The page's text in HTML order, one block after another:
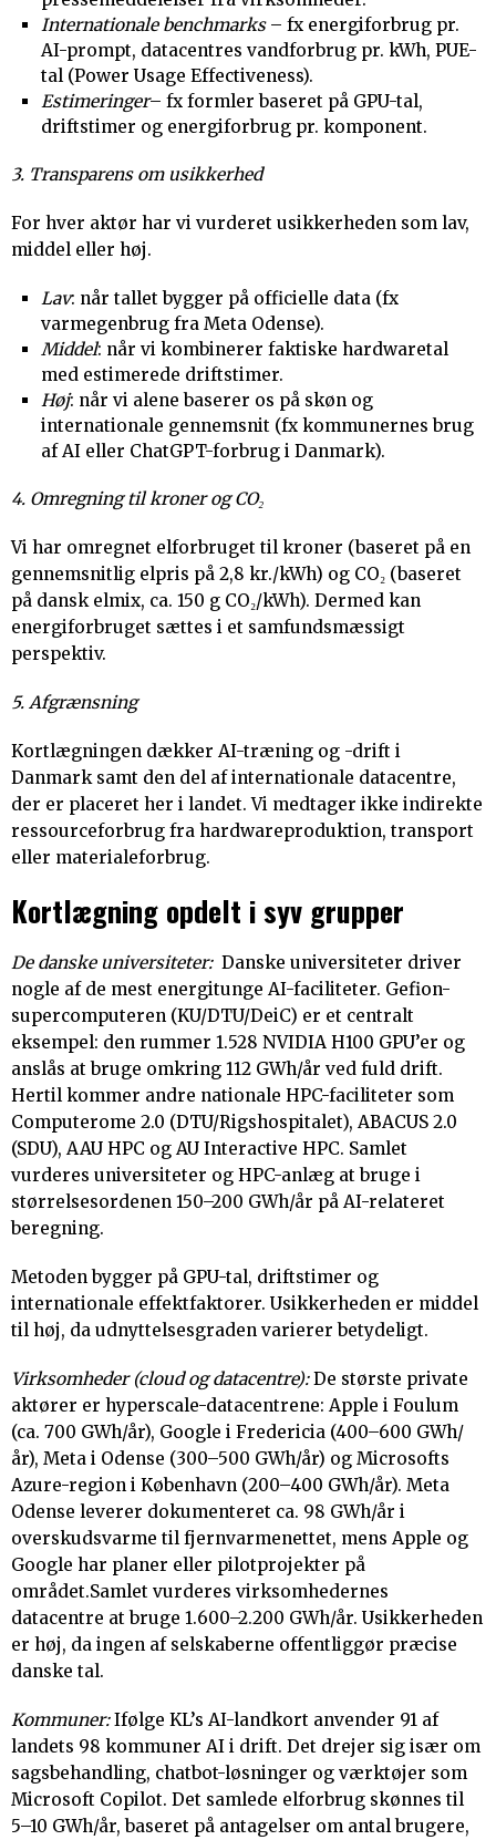
Internationale benchmarks– fx energiforbrug pr.
AI-prompt, datacentres vandforbrug pr. kWh, PUE-
tal (Power Usage Effectiveness).
Estimeringer– fx formler baseret på GPU-tal,
driftstimer og energiforbrug pr. komponent.
3. Transparens om usikkerhed
For hver aktør har vi vurderet usikkerheden som lav,
middel eller høj.
Lav: når tallet bygger på officielle data (fx
varmegenbrug fra Meta Odense).
Middel: når vi kombinerer faktiske hardwaretal
med estimerede driftstimer.
Høj: når vi alene baserer os på skøn og
internationale gennemsnit (fx kommunernes brug
af AI eller ChatGPT-forbrug i Danmark).
4. Omregning til kroner og CO₂
Vi har omregnet elforbruget til kroner (baseret på en
gennemsnitlig elpris på 2,8 kr./kWh) og CO₂ (baseret
på dansk elmix, ca. 150 g CO₂/kWh). Dermed kan
energiforbruget sættes i et samfundsmæssigt
perspektiv.
5. Afgrænsning
Kortlægningen dækker AI-træning og -drift i
Danmark samt den del af internationale datacentre,
der er placeret her i landet. Vi medtager ikke indirekte
ressourceforbrug fra hardwareproduktion, transport
eller materialeforbrug.
Kortlægning opdelt i syv grupper
De danske universiteter: Danske universiteter driver
nogle af de mest energitunge AI-faciliteter. Gefion-
supercomputeren (KU/DTU/DeiC) er et centralt
eksempel: den rummer 1.528 NVIDIA H100 GPU’er og
anslås at bruge omkring 112 GWh/år ved fuld drift.
Hertil kommer andre nationale HPC-faciliteter som
Computerome 2.0 (DTU/Rigshospitalet), ABACUS 2.0
(SDU), AAU HPC og AU Interactive HPC. Samlet
vurderes universiteter og HPC-anlæg at bruge i
størrelsesordenen 150–200 GWh/år på AI-relateret
beregning.
Metoden bygger på GPU-tal, driftstimer og
internationale effektfaktorer. Usikkerheden er middel
til høj, da udnyttelsesgraden varierer betydeligt.
Virksomheder (cloud og datacentre):De største private
aktører er hyperscale-datacentrene: Apple i Foulum
(ca. 700 GWh/år), Google i Fredericia (400–600 GWh/
år), Meta i Odense (300–500 GWh/år) og Microsofts
Azure-region i København (200–400 GWh/år). Meta
Odense leverer dokumenteret ca. 98 GWh/år i
overskudsvarme til fjernvarmenettet, mens Apple og
Google har planer eller pilotprojekter på
området.Samlet vurderes virksomhedernes
datacentre at bruge 1.600–2.200 GWh/år. Usikkerheden
er høj, da ingen af selskaberne offentliggør præcise
danske tal.
Kommuner:Ifølge KL’s AI-landkort anvender 91 af
landets 98 kommuner AI i drift. Det drejer sig især om
sagsbehandling, chatbot-løsninger og værktøjer som
Microsoft Copilot. Det samlede elforbrug skønnes til
5–10 GWh/år, baseret på antagelser om antal brugere,